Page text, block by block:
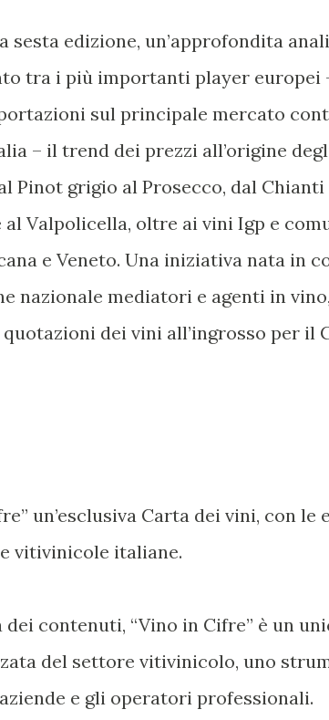
sesta edizione, un’approfondita
tra i più importanti player europei
sul principale mercato
– il trend dei prezzi all’origine
Pinot grigio al Prosecco, dal Chianti
al Valpolicella, oltre ai vini Igp e
e Veneto. Una iniziativa nata in
nazionale mediatori e agenti in
dei vini all’ingrosso per il
un’esclusiva Carta dei vini, con
vitivinicole italiane.
contenuti, “Vino in Cifre” è un
del settore vitivinicolo, uno
e gli operatori professionali.